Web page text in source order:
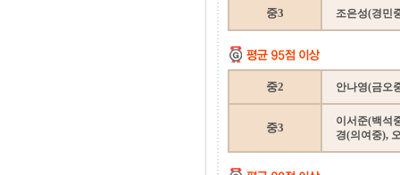
중3 조은성(경민
중2 안나영(금오
중3
이서준(백석
경(의여중),